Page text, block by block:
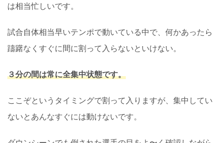
は相当忙しいです。
試合自体相当早いテンポで動いている中で、何かあったら
躊躇なくすぐに間に割って入らないといけない。
３分の間は常に全集中状態です。
ここぞというタイミングで割って入りますが、集中してい
ないとあんなすぐには動けないです。